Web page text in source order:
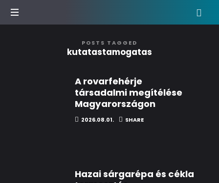
POSTS TAGGED
kutatastamogatas
A rovarfehérje
társadalmi megítélése
Magyarországon
2026.08.01. SHARE
Hazai sárgarépa és cékla